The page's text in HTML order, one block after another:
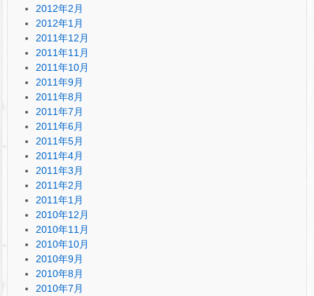
2012年2月
2012年1月
2011年12月
2011年11月
2011年10月
2011年9月
2011年8月
2011年7月
2011年6月
2011年5月
2011年4月
2011年3月
2011年2月
2011年1月
2010年12月
2010年11月
2010年10月
2010年9月
2010年8月
2010年7月